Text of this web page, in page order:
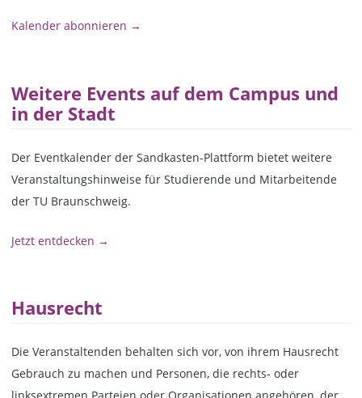
Kalender abonnieren →
Weitere Events auf dem Campus und
in der Stadt
Der Eventkalender der Sandkasten-Plattform bietet weitere
Veranstaltungshinweise für Studierende und Mitarbeitende
der TU Braunschweig.
Jetzt entdecken →
Hausrecht
Die Veranstaltenden behalten sich vor, von ihrem Hausrecht
Gebrauch zu machen und Personen, die rechts- oder